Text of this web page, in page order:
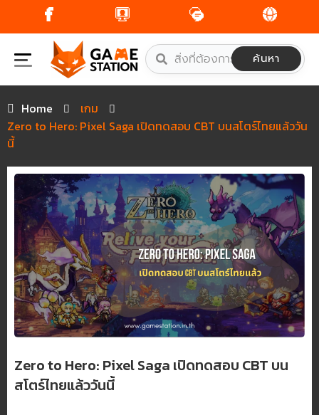
ค้นหา
Home
เกม
Zero to Hero: Pixel Saga เปิดทดสอบ CBT บนสโตร์ไทยแล้ววัน
นี้
Zero to Hero: Pixel Saga เปิดทดสอบ CBT บน
สโตร์ไทยแล้ววันนี้